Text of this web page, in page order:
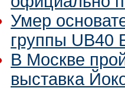
Умер
группы UB40
В Москве
выставка